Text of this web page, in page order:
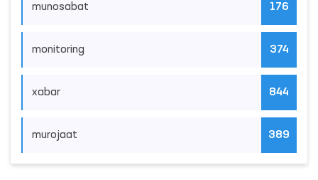
munosabat 176
monitoring 374
xabar 844
murojaat 389